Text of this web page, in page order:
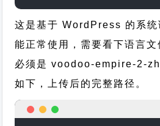
这是基于 WordPress 的系统
能正常使用，需要看下语言
必须是 voodoo-empire-2-
如下，上传后的完整路径。